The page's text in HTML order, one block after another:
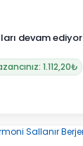
devam ediyor
1.112,20₺